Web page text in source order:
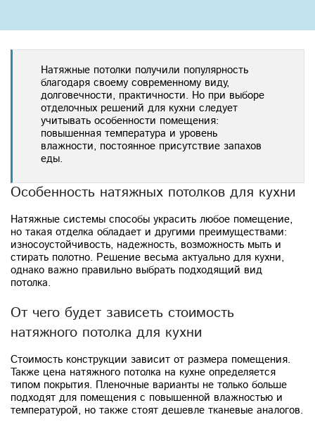
Натяжные потолки получили популярность
благодаря своему современному виду,
долговечности, практичности. Но при выборе
отделочных решений для кухни следует
учитывать особенности помещения:
повышенная температура и уровень
влажности, постоянное присутствие запахов
еды.
Особенность натяжных потолков для кухни
Натяжные системы способы украсить любое помещение,
но такая отделка обладает и другими преимуществами:
износоустойчивость, надежность, возможность мыть и
стирать полотно. Решение весьма актуально для кухни,
однако важно правильно выбрать подходящий вид
потолка.
От чего будет зависеть стоимость
натяжного потолка для кухни
Стоимость конструкции зависит от размера помещения.
Также цена натяжного потолка на кухне определяется
типом покрытия. Пленочные варианты не только больше
подходят для помещения с повышенной влажностью и
температурой, но также стоят дешевле тканевые аналогов.